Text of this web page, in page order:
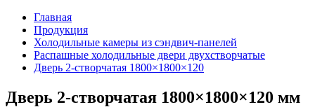
Главная
Продукция
Холодильные камеры из сэндвич-панелей
Распашные холодильные двери двухстворчатые
Дверь 2-створчатая 1800×1800×120
Дверь 2-створчатая 1800×1800×120 мм